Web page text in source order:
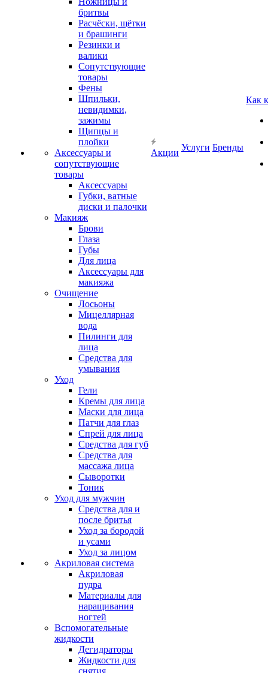
бритвы
Расчёски, щётки
и брашинги
Резинки и
валики
Сопутствующие
товары
Фены
Шпильки,
невидимки,
зажимы
Щипцы и
плойки
Аксессуары и
сопутствующие
товары
Аксессуары
Губки, ватные
диски и палочки
Макияж
Брови
Глаза
Губы
Для лица
Аксессуары для
макияжа
Очищение
Лосьоны
Мицеллярная
вода
Пилинги для
лица
Средства для
умывания
Уход
Гели
Кремы для лица
Маски для лица
Патчи для глаз
Спрей для лица
Средства для губ
Средства для
массажа лица
Сыворотки
Тоник
Уход для мужчин
Средства для и
после бритья
Уход за бородой
и усами
Уход за лицом
Акриловая система
Акриловая
пудра
Материалы для
наращивания
ногтей
Вспомогательные
жидкости
Дегидраторы
Жидкости для
снятия
Акции
Услуги Бренды
Как